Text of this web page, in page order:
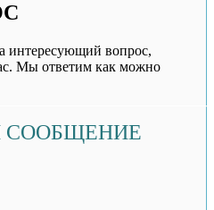
интересующий вопрос,
Мы ответим как можно
СООБЩЕНИЕ